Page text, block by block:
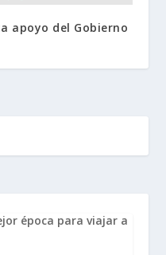
apoyo del Gobierno
época para viajar a